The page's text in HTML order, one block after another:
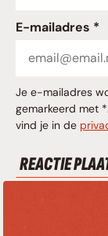
E-mailadres *
Je e-mailadres
gemarkeerd met
vind je in de